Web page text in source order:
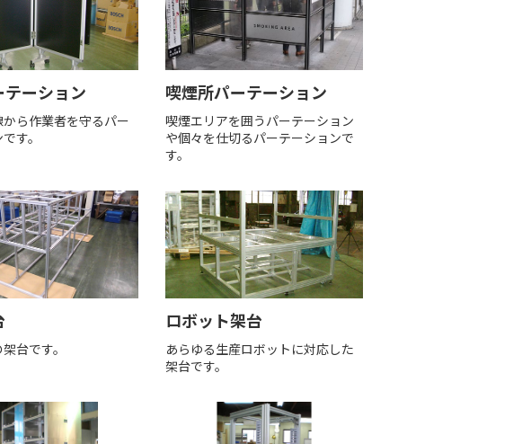
テーション
ら作業者を守るパー
す。
喫煙所パーテーション
喫煙エリアを囲うパーテーション
や個々を仕切るパーテーションで
す。
台です。
ロボット架台
あらゆる生産ロボットに対応した
架台です。